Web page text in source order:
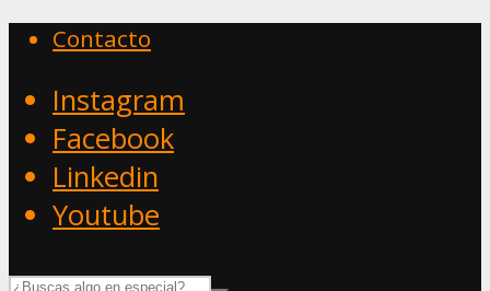
Contacto
Instagram
Facebook
Linkedin
Youtube